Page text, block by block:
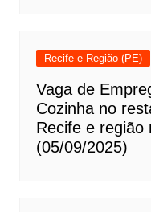
Recife e Região (PE)
Vaga de
Cozinha no
Recife e região
(05/09/2025)